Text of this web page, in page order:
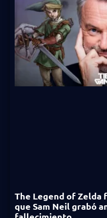
The Legend of
que Sam Neil grabó